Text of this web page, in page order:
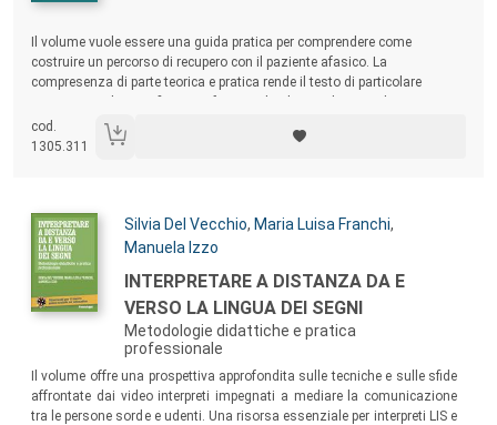
Il volume vuole essere una guida pratica per comprendere come
costruire un percorso di recupero con il paziente afasico. La
compresenza di parte teorica e pratica rende il testo di particolare
neuropsicologici – che in équipe collaborano nella costruzione del
progetto riabilitativo.
cod.
1305.311
Autori:
Silvia Del Vecchio, Maria Luisa Franchi,
Manuela Izzo
Titolo:
INTERPRETARE A DISTANZA DA E
VERSO LA LINGUA DEI SEGNI
Metodologie didattiche e pratica
professionale
Sommario:
Il volume offre una prospettiva approfondita sulle tecniche e sulle sfide
affrontate dai video interpreti impegnati a mediare la comunicazione
tra le persone sorde e udenti. Una risorsa essenziale per interpreti LIS e